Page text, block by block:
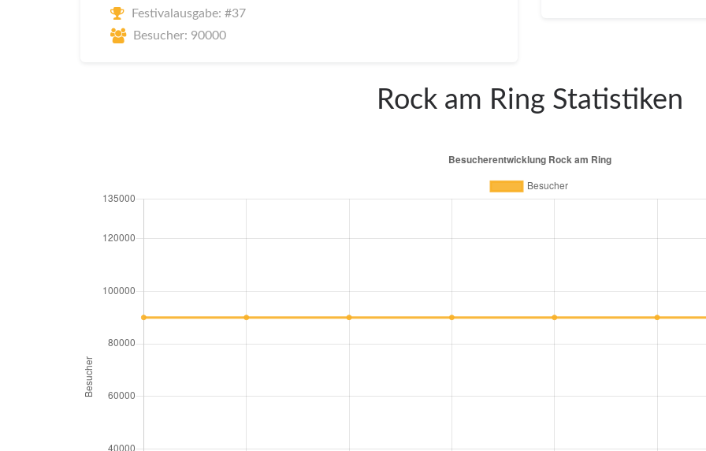
Festivalausgabe: #37
Besucher: 90000
Rock am Ring Statistiken